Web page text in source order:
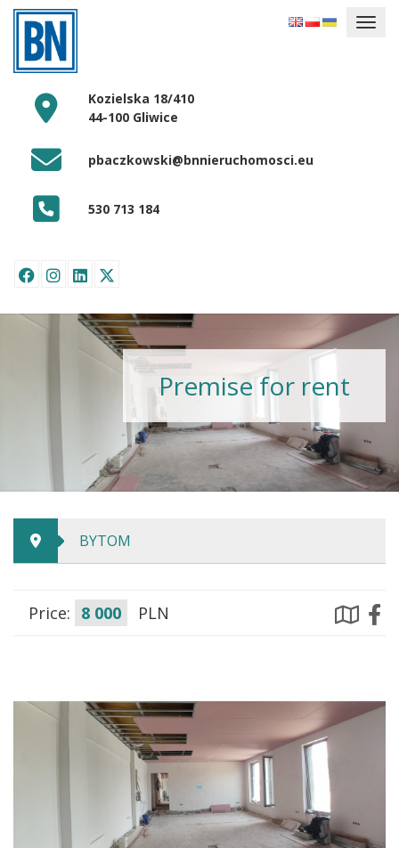
Kozielska 18/410
44-100 Gliwice
pbaczkowski@bnnieruchomosci.eu
530 713 184
Premise for rent
BYTOM
Price: 8 000 PLN